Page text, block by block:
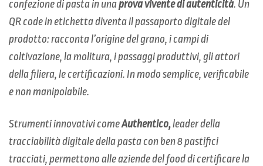
confezione di pasta in unaprova vivente di autenticità. Un
QR code in etichetta diventa il passaporto digitale del
prodotto: racconta l’origine del grano, i campi di
coltivazione, la molitura, i passaggi produttivi, gli attori
della filiera, le certificazioni. In modo semplice, verificabile
e non manipolabile.
Strumenti innovativi comeAuthentico,leader della
tracciabilità digitale della pasta con ben 8 pastifici
tracciati, permettono alle aziende del food di certificare la